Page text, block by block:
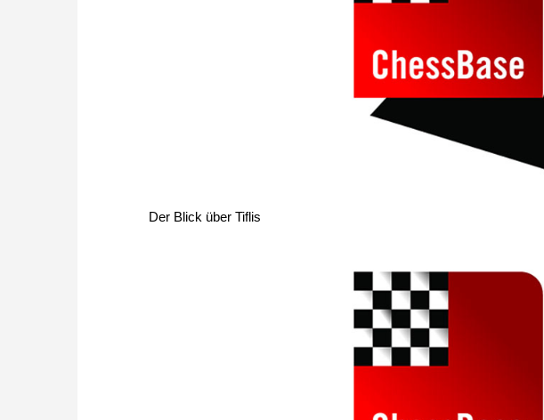
Der Blick über Tiflis